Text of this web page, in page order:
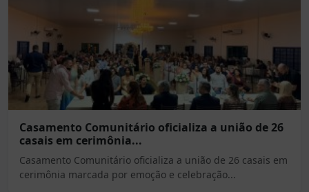
Casamento Comunitário oficializa a união de 26
casais em cerimônia...
Casamento Comunitário oficializa a união de 26 casais em
cerimônia marcada por emoção e celebração...